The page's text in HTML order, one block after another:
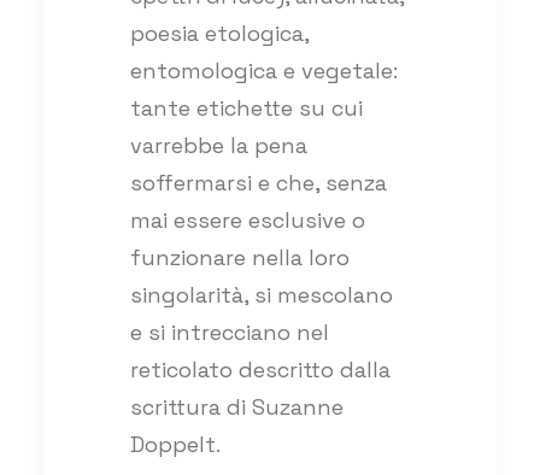
poesia etologica,
entomologica e vegetale:
tante etichette su cui
varrebbe la pena
soffermarsi e che, senza
mai essere esclusive o
funzionare nella loro
singolarità, si mescolano
e si intrecciano nel
reticolato descritto dalla
scrittura di Suzanne
Doppelt.